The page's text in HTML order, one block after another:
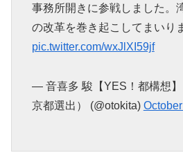
事務所開きに参戦しました。
の改革を巻き起こしてまいり
pic.twitter.com/wxJlXI59jf
— 音喜多 駿【YES！都構想
京都選出） (@otokita)